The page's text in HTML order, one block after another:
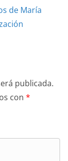
de María
publicada.
con *